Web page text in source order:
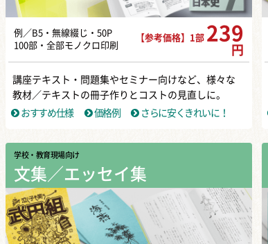
例／B5・無線綴じ・50P
100部・全部モノクロ印刷
【参考価格】1部 239
円
講座テキスト・問題集やセミナー向けなど、様々な
教材／テキストの冊子作りとコストの見直しに。
おすすめ仕様
価格例 さらに安くきれいに！
学校・教育現場向け
文集／エッセイ集